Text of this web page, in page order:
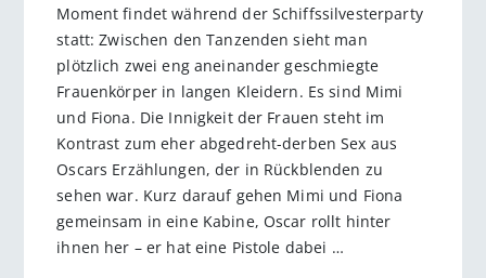
Moment findet während der Schiffssilvesterparty
statt: Zwischen den Tanzenden sieht man
plötzlich zwei eng aneinander geschmiegte
Frauenkörper in langen Kleidern. Es sind Mimi
und Fiona. Die Innigkeit der Frauen steht im
Kontrast zum eher abgedreht-derben Sex aus
Oscars Erzählungen, der in Rückblenden zu
sehen war. Kurz darauf gehen Mimi und Fiona
gemeinsam in eine Kabine, Oscar rollt hinter
ihnen her – er hat eine Pistole dabei …